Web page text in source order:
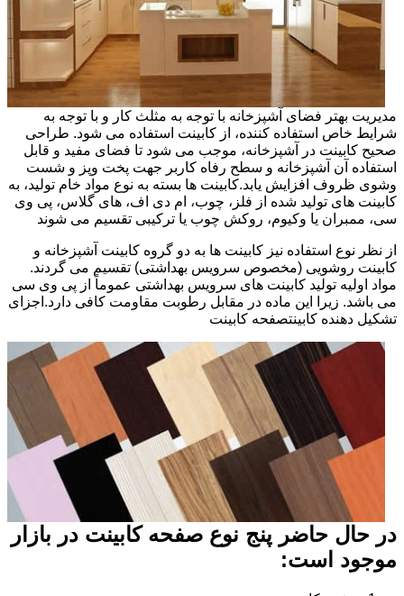
مدیریت بهتر فضای آشپزخانه با توجه به مثلث کار و با توجه به
شرایط خاص استفاده کننده، از کابینت استفاده می شود. طراحی
صحیح کابینت در آشپزخانه، موجب می شود تا فضای مفید و قابل
استفاده آن آشپزخانه و سطح رفاه کاربر جهت پخت وپز و شست
وشوی ظروف افزایش یابد.کابینت ها بسته به نوع مواد خام تولید، به
کابینت های تولید شده از فلز، چوب، ام دی اف، های گلاس، پی وی
سی، ممبران یا وکیوم، روکش چوب یا ترکیبی تقسیم می شوند
از نظر نوع استفاده نیز کابینت ها به دو گروه کابینت آشپزخانه و
کابینت روشویی (مخصوص سرویس بهداشتی) تقسیم می گردند.
مواد اولیه تولید کابینت های سرویس بهداشتی عموماً از پی وی سی
می باشد. زیرا این ماده در مقابل رطوبت مقاومت کافی دارد.اجزای
تشکیل دهنده کابینتصفحه کابینت
در حال حاضر پنج نوع صفحه کابینت در بازار
موجود است: